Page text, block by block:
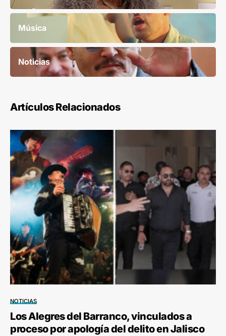
Música
Noticias
Artículos Relacionados
NOTICIAS
Los Alegres del Barranco, vinculados a
proceso por apología del delito en Jalisco